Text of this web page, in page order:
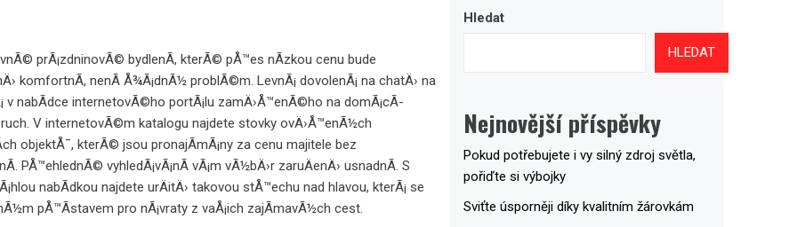
prÃ¡zdninovÃ© bydlenÃ­, kterÃ© pÅ™es nÃ­zkou cenu bude
komfortnÃ­, nenÃ­ Å¾Ã¡dnÃ½ problÃ©m.LevnÃ¡ dovolenÃ¡ na chatÄ› na
v nabÃ­dce internetovÃ©ho portÃ¡lu zamÄ›Å™enÃ©ho na domÃ¡cÃ­
V internetovÃ©m katalogu najdete stovky ovÄ›Å™enÃ½ch
objektÅ¯, kterÃ© jsou pronajÃ­mÃ¡ny za cenu majitele bez
PÅ™ehlednÃ© vyhledÃ¡vÃ¡nÃ­ vÃ¡m vÃ½bÄ›r zaruÄenÄ› usnadnÃ­. S
nabÃ­dkou najdete urÄitÄ› takovou stÅ™echu nad hlavou, kterÃ¡ se
pÅ™Ã­stavem pro nÃ¡vraty z vaÅ¡ich zajÃ­mavÃ½ch cest.
Hledat
HLEDAT
Nejnovější příspěvky
Pokud potřebujete i vy silný zdroj světla,
pořiďte si výbojky
Sviťte úsporněji díky kvalitním žárovkám